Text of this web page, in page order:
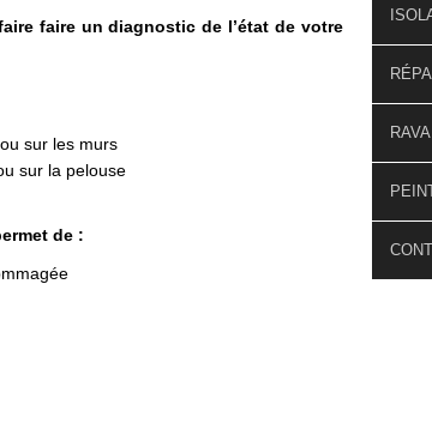
faire un diagnostic de l’état de votre
sur les murs
sur la pelouse
de :